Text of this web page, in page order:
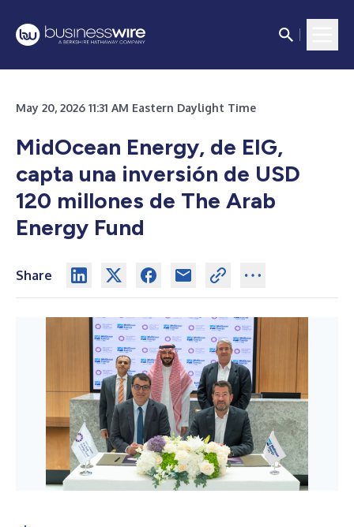
May 20, 2026 11:31 AM Eastern Daylight Time
MidOcean Energy, de EIG,
capta una inversión de USD
120 millones de The Arab
Energy Fund
Share